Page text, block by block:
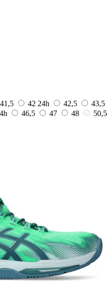
41,5 42 24h 42,5
43,5
46,5 47 48
50,5